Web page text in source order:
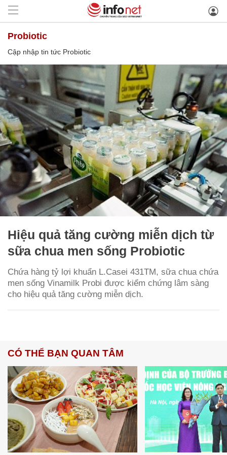
Probiotic
Cập nhập tin tức Probiotic
Hiệu quả tăng cường miễn dịch từ
sữa chua men sống Probiotic
Chứa hàng tỷ lợi khuẩn L.Casei 431TM, sữa chua chứa
men sống Vinamilk Probi được kiểm chứng lâm sàng
cho hiệu quả tăng cường miễn dịch.
CÓ THỂ BẠN QUAN TÂM